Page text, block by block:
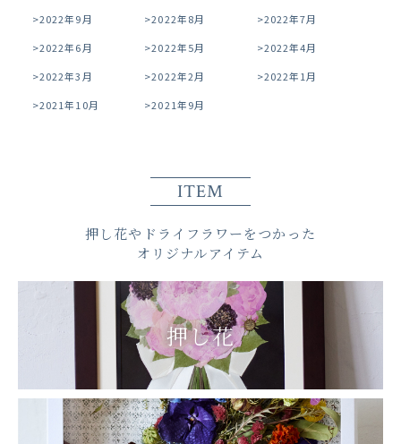
2022年9月
2022年8月
2022年7月
2022年6月
2022年5月
2022年4月
2022年3月
2022年2月
2022年1月
2021年10月
2021年9月
ITEM
押し花やドライフラワーをつかった
オリジナルアイテム
押し花